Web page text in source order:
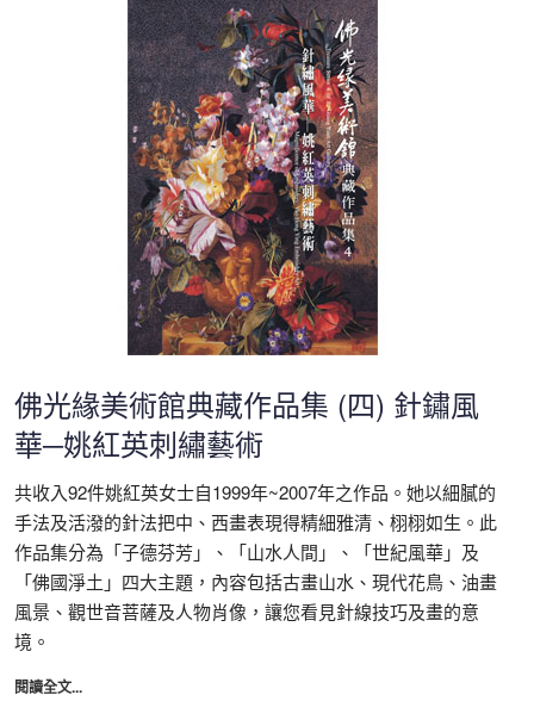
佛光緣美術館典藏作品集 (四) 針鏽風
華─姚紅英刺繡藝術
共收入92件姚紅英女士自1999年~2007年之作品。她以細膩的
手法及活潑的針法把中、西畫表現得精細雅清、栩栩如生。此
作品集分為「子德芬芳」、「山水人間」、「世紀風華」及
「佛國淨土」四大主題，內容包括古畫山水、現代花鳥、油畫
風景、觀世音菩薩及人物肖像，讓您看見針線技巧及畫的意
境。
閱讀全文...